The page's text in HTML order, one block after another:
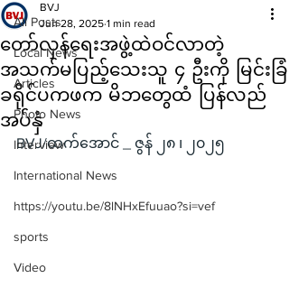
All Posts
Local News
Articles
Photo News
Interview
International News
https://youtu.be/8lNHxEfuuao?si=vef
sports
Video
တော်လှန်ရေးအဖွဲ့ထဲဝင်လာတဲ့
အသက်မပြည့်သေးသူ ၄ ဦးကို မြင်းခြံ
ခရိုင်ပကဖက မိဘတွေထံ ပြန်လည်
အပ်နှံ
BVJ
Jun 28, 2025 1 min read
BVJ/ထက်အောင် _ ဇွန် ၂၈ ၊ ၂၀၂၅